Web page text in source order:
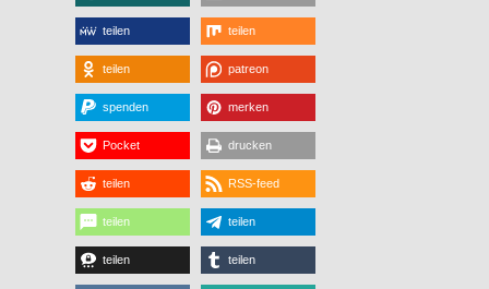
teilen teilen
teilen patreon
spenden merken
Pocket drucken
teilen RSS-feed
teilen teilen
teilen teilen